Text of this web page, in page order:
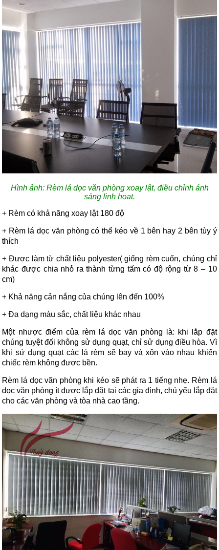
Hình ảnh: Rèm lá dọc văn phòng xoay lật, điều chỉnh ánh
sáng linh hoạt.
+ Rèm có khả năng xoay lật 180 độ
+ Rèm lá dọc văn phòng có thể kéo về 1 bên hay 2 bên tùy ý
thích
+ Được làm từ chất liệu polyester( giống rèm cuốn, chúng chỉ
khác được chia nhỏ ra thành từng tấm có độ rộng từ 8 – 10
cm)
+ Khả năng cản nắng của chúng lên đến 100%
+ Đa dạng màu sắc, chất liệu khác nhau
Một nhược điểm của rèm lá dọc văn phòng là: khi lắp đặt
chúng tuyệt đối không sử dụng quạt, chỉ sử dụng điều hòa. Vì
khi sử dụng quạt các lá rèm sẽ bay và xôn vào nhau khiến
chiếc rèm không được bền.
Rèm lá dọc văn phòng khi kéo sẽ phát ra 1 tiếng nhẹ. Rèm lá
dọc văn phòng ít được lắp đặt tại các gia đình, chủ yếu lắp đặt
cho các văn phòng và tòa nhà cao tầng.